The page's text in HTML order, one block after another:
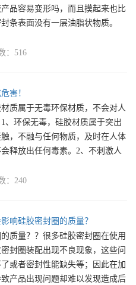
品容易变形吗，而且摸起来也比
条表面没有一层油脂状物质。
：516
害！
质属于无毒环保材质，不会对人
、环保无毒，硅胶材质属于突出
，不融与任何物质，及时在人体
释放出任何毒素。2、不刺激人
：240
响硅胶密封圈的质量？
质量？？很多硅胶密封圈在使用
封圈装配出现不良现象，这些问
或者密封性能缺失等；因此在加
产品出现问题却难以发现造成后